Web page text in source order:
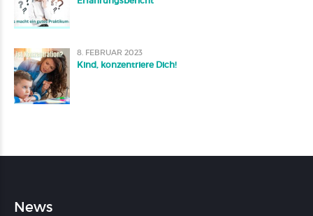
8. FEBRUAR 2023
Kind, konzentriere Dich!
News